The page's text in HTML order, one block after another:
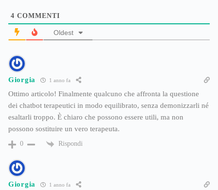
4 COMMENTI
Oldest
Giorgia 1 anno fa
Ottimo articolo! Finalmente qualcuno che affronta la questione
dei chatbot terapeutici in modo equilibrato, senza demonizzarli né
esaltarli troppo. È chiaro che possono essere utili, ma non
possono sostituire un vero terapeuta.
0 Rispondi
Giorgia 1 anno fa